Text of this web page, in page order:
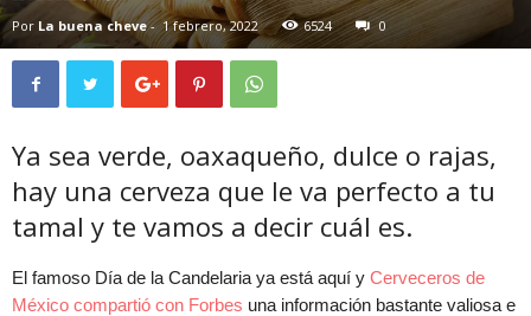
Por La buena cheve- 1 febrero, 2022 6524 0
Ya sea verde, oaxaqueño, dulce o rajas,
hay una cerveza que le va perfecto a tu
tamal y te vamos a decir cuál es.
El famoso Día de la Candelaria ya está aquí y Cerveceros de
México compartió con Forbes una información bastante valiosa e